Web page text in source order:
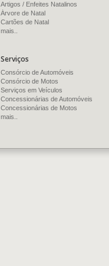
Artigos / Enfeites Natalinos
Árvore de Natal
Cartões de Natal
mais..
Serviços
Consórcio de Automóveis
Consórcio de Motos
Serviços em Veículos
Concessionárias de Automóveis
Concessionárias de Motos
mais..